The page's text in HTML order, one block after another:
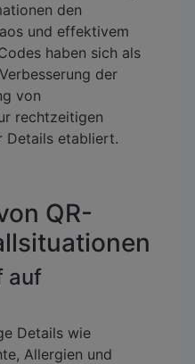
den
und effektivem
haben sich als
der
von
rechtzeitigen
Details etabliert.
QR-
auf
Details wie
Allergien und